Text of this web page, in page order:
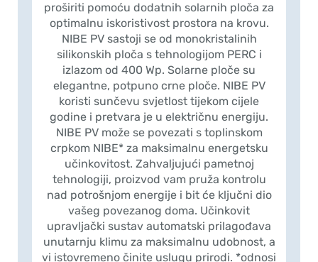
proširiti pomoću dodatnih solarnih ploča za
optimalnu iskoristivost prostora na krovu.
NIBE PV sastoji se od monokristalinih
silikonskih ploča s tehnologijom PERC i
izlazom od 400 Wp. Solarne ploče su
elegantne, potpuno crne ploče. NIBE PV
koristi sunčevu svjetlost tijekom cijele
godine i pretvara je u električnu energiju.
NIBE PV može se povezati s toplinskom
crpkom NIBE* za maksimalnu energetsku
učinkovitost. Zahvaljujući pametnoj
tehnologiji, proizvod vam pruža kontrolu
nad potrošnjom energije i bit će ključni dio
vašeg povezanog doma. Učinkovit
upravljački sustav automatski prilagođava
unutarnju klimu za maksimalnu udobnost, a
vi istovremeno činite uslugu prirodi. *odnosi